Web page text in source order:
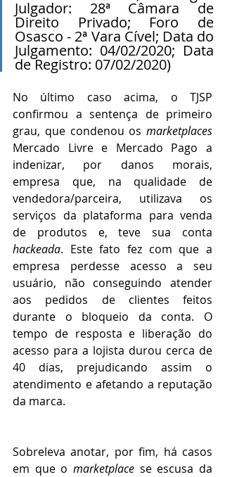
Julgador: 28ª Câmara de
Direito Privado; Foro de
Osasco - 2ª Vara Cível; Data do
Julgamento: 04/02/2020; Data
de Registro: 07/02/2020)
No último caso acima, o TJSP
confirmou a sentença de primeiro
grau, que condenou os marketplaces
Mercado Livre e Mercado Pago a
indenizar, por danos morais,
empresa que, na qualidade de
vendedora/parceira, utilizava os
serviços da plataforma para venda
hackeada. Este fato fez com que a
empresa perdesse acesso a seu
usuário, não conseguindo atender
aos pedidos de clientes feitos
durante o bloqueio da conta. O
tempo de resposta e liberação do
acesso para a lojista durou cerca de
40 dias, prejudicando assim o
atendimento e afetando a reputação
da marca.
Sobreleva anotar, por fim, há casos
em que o marketplace se escusa da